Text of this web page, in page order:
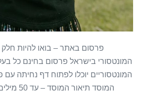
פרסום באתר – בואו להיות
המונטסורי בישראל פרסום בחינם כל
המונטסוריים יוכלו לפתוח דף נחיתה